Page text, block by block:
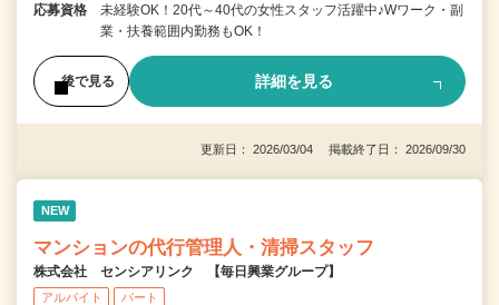
応募資格
未経験OK！20代～40代の女性スタッフ活躍中♪Wワーク・副
業・扶養範囲内勤務もOK！
後で見る 詳細を見る
更新日： 2026/03/04 掲載終了日： 2026/09/30
NEW
マンションの代行管理人・清掃スタッフ
株式会社 センシアリンク 【毎日興業グループ】
アルバイト パート